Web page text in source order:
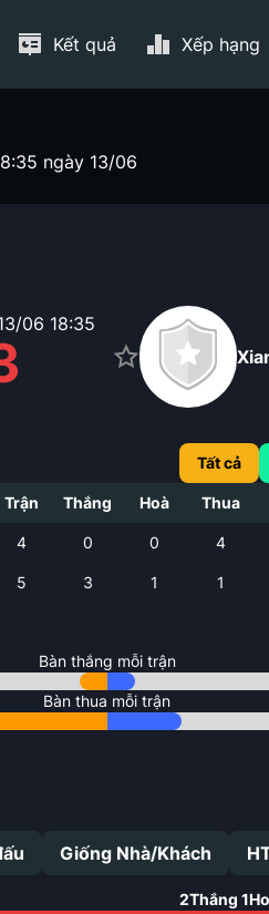
Kết quả Xếp hạng
ngày 13/06
06 18:35
Tất cả
Trận Thắng Hoà Thua
4 0 0 4
5 3 1 1
Bàn thắng mỗi trận
Bàn thua mỗi trận
Giống Nhà/Khách
2Thắng 1